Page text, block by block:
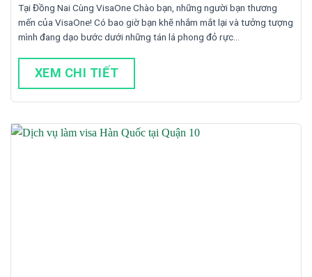
Tại Đồng Nai Cùng VisaOne Chào bạn, những người bạn thương
mến của VisaOne! Có bao giờ bạn khẽ nhắm mắt lại và tưởng tượng
mình đang dạo bước dưới những tán lá phong đỏ rực…
XEM CHI TIẾT